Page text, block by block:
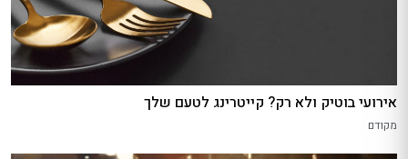
אירועי בוטיק ולא רק? קייטרינג לטעם שלך
מקודם